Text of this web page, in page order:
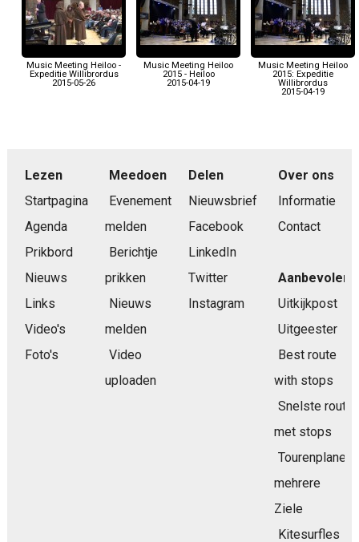
Music Meeting Heiloo -
Expeditie Willibrordus
2015-05-26
Music Meeting Heiloo
2015 - Heiloo
2015-04-19
Music Meeting Heiloo
2015: Expeditie
Willibrordus
2015-04-19
Lezen
Startpagina
Agenda
Prikbord
Nieuws
Links
Video's
Foto's
Meedoen
Evenement
melden
Berichtje
prikken
Nieuws
melden
Video
uploaden
Delen
Nieuwsbrief
Facebook
LinkedIn
Twitter
Instagram
Over ons
Informatie
Contact
Aanbevolen
Uitkijkpost
Uitgeester
Best route
with stops
Snelste route
met stops
Tourenplaner
mehrere
Ziele
Kitesurfles